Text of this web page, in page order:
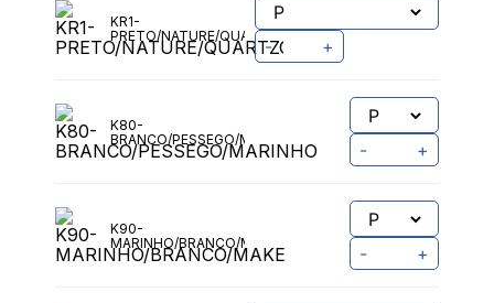
KR1-
PRETO/NATURE/QUARTZO
- +
K80-
BRANCO/PESSEGO/MARINHO
- +
K90-
MARINHO/BRANCO/MAKE
- +